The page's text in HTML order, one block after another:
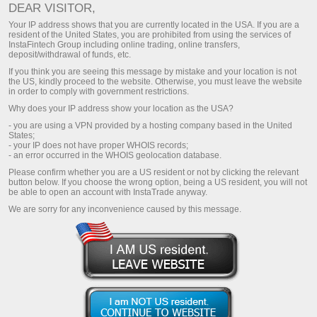
До 100% на депозит і вільне виведення прибутку
Отримати
Майбутнє вже сьогодні -
ІнстаФорекс та Dragon Racing
Оптимизация затрат
Простой расчет торговых затрат от сделок
DEAR VISITOR,
Your IP address shows that you are currently located in the USA. If you are a
resident of the United States, you are prohibited from using the services of
InstaFintech Group including online trading, online transfers,
deposit/withdrawal of funds, etc.
If you think you are seeing this message by mistake and your location is not
the US, kindly proceed to the website. Otherwise, you must leave the website
in order to comply with government restrictions.
Why does your IP address show your location as the USA?
- you are using a VPN provided by a hosting company based in the United
States;
- your IP does not have proper WHOIS records;
- an error occurred in the WHOIS geolocation database.
Please confirm whether you are a US resident or not by clicking the relevant
button below. If you choose the wrong option, being a US resident, you will not
be able to open an account with InstaTrade anyway.
We are sorry for any inconvenience caused by this message.